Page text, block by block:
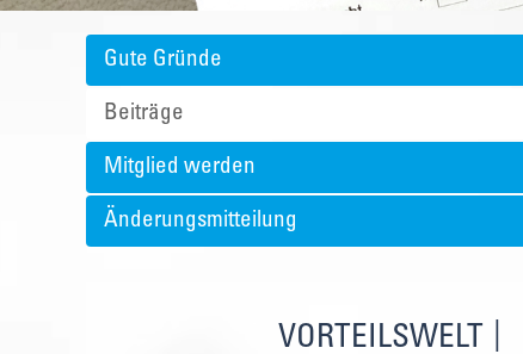
Gute Gründe
Beiträge
Mitglied werden
Änderungsmitteilung
VORTEILSWELT